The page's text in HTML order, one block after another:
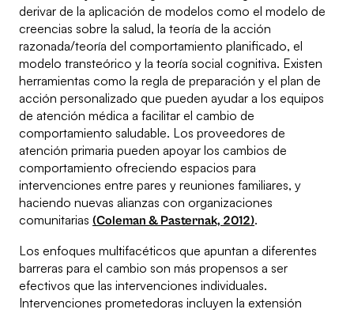
derivar de la aplicación de modelos como el modelo de
creencias sobre la salud, la teoría de la acción
razonada/teoría del comportamiento planificado, el
modelo transteórico y la teoría social cognitiva. Existen
herramientas como la regla de preparación y el plan de
acción personalizado que pueden ayudar a los equipos
de atención médica a facilitar el cambio de
comportamiento saludable. Los proveedores de
atención primaria pueden apoyar los cambios de
comportamiento ofreciendo espacios para
intervenciones entre pares y reuniones familiares, y
haciendo nuevas alianzas con organizaciones
comunitarias (Coleman & Pasternak, 2012).
Los enfoques multifacéticos que apuntan a diferentes
barreras para el cambio son más propensos a ser
efectivos que las intervenciones individuales.
Intervenciones prometedoras incluyen la extensión